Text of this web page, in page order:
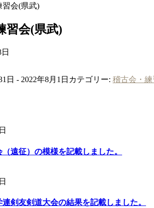
習会(県武)
習会(県武)
日 - 2022年8月1日 カテゴリー: 稽古会・
遠征）の模様を記載しました。
剣友剣道大会の結果を記載しました。